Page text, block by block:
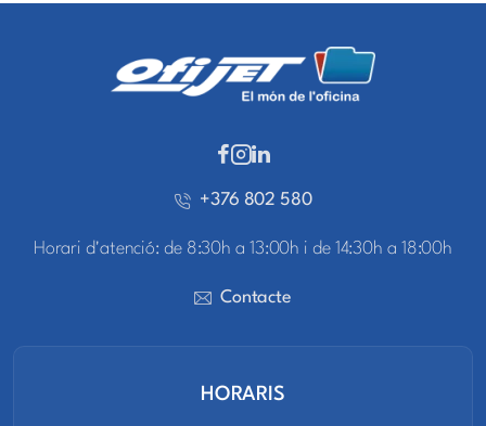
+376 802 580
Horari d'atenció: de 8:30h a 13:00h i de 14:30h a 18:00h
Contacte
HORARIS